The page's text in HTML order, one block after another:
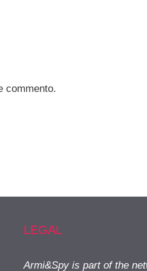
commento.
LEGAL
Armi&Spy is part of the